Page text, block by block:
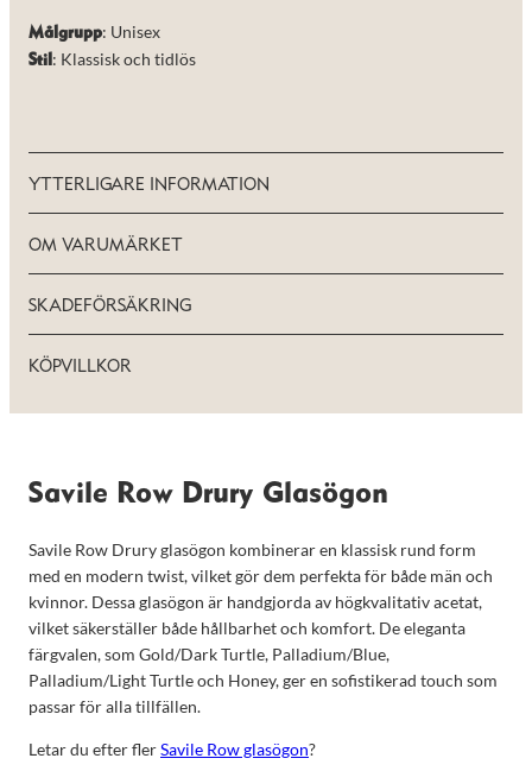
Målgrupp: Unisex
Stil : Klassisk och tidlös
YTTERLIGARE INFORMATION
OM VARUMÄRKET
SKADEFÖRSÄKRING
KÖPVILLKOR
Savile Row Drury Glasögon
Savile Row Drury glasögon kombinerar en klassisk rund form
med en modern twist, vilket gör dem perfekta för både män och
kvinnor. Dessa glasögon är handgjorda av högkvalitativ acetat,
vilket säkerställer både hållbarhet och komfort. De eleganta
färgvalen, som Gold/Dark Turtle, Palladium/Blue,
Palladium/Light Turtle och Honey, ger en sofistikerad touch som
passar för alla tillfällen.
Letar du efter flerSavile Row glasögon?
och erbjudanden.